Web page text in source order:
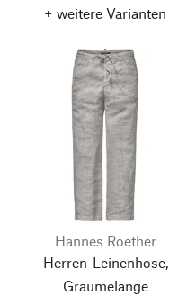
+ weitere Varianten
Hannes Roether
Herren-Leinenhose,
Graumelange